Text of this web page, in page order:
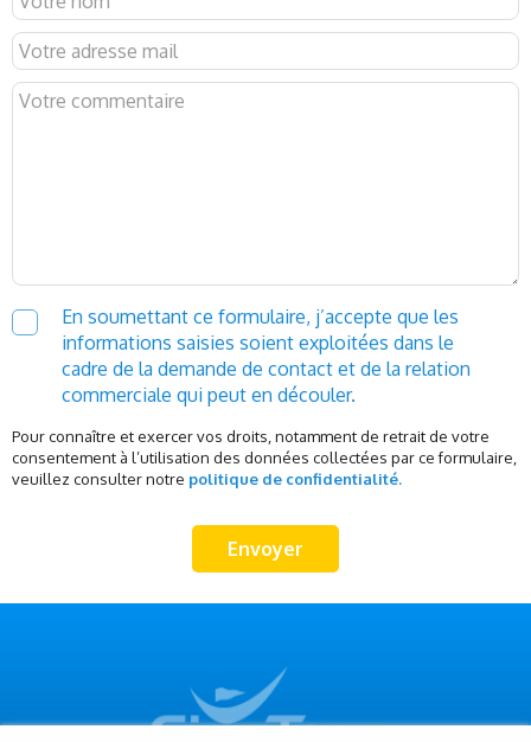
En soumettant ce formulaire, j’accepte que les
informations saisies soient exploitées dans le
cadre de la demande de contact et de la relation
commerciale qui peut en découler.
Pour connaître et exercer vos droits, notamment de retrait de votre
consentement à l’utilisation des données collectées par ce formulaire,
veuillez consulter notre politique de confidentialité.